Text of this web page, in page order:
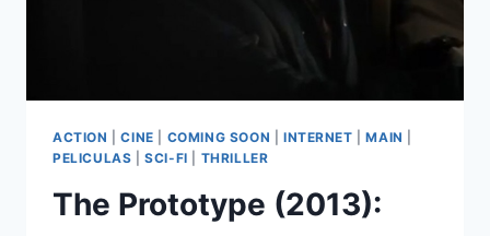
ACTION |CINE COMING SOON INTERNET |MAIN
PELICULAS |SCI-FI THRILLER
The Prototype (2013):